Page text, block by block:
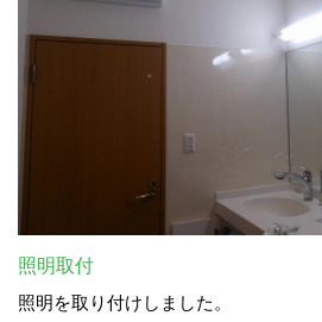
照明取付
照明を取り付けしました。